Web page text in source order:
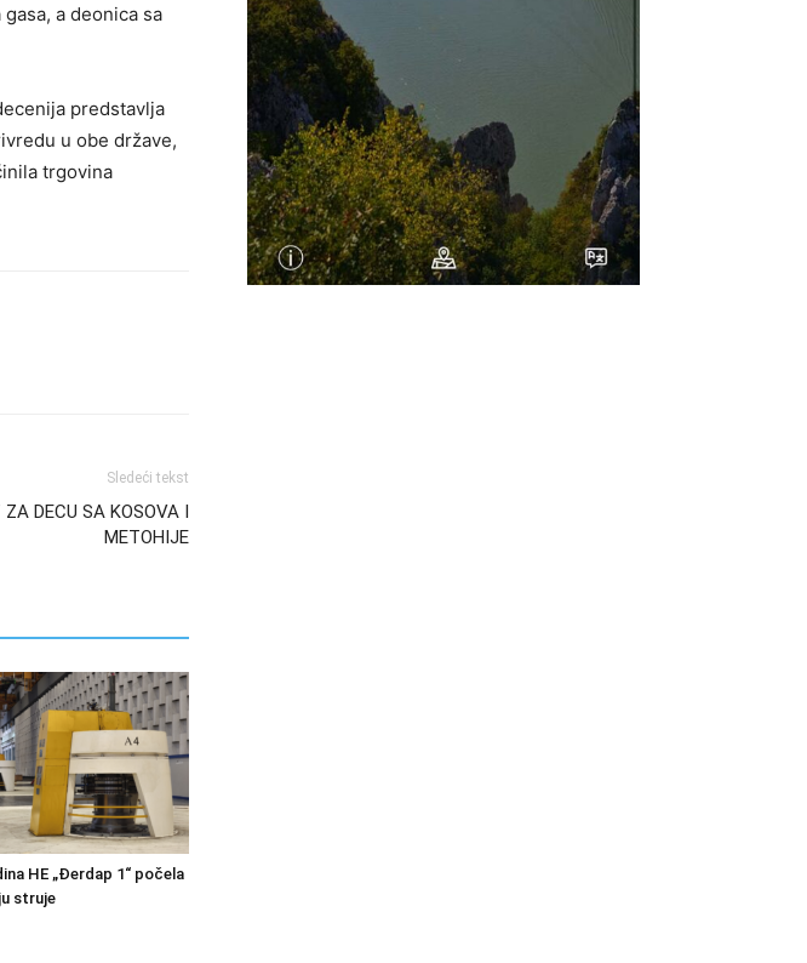
a deonica sa
predstavlja
u obe države,
trgovina
Sledeći tekst
DECU SA KOSOVA I
METOHIJE
HE „Đerdap 1“ počela
struje